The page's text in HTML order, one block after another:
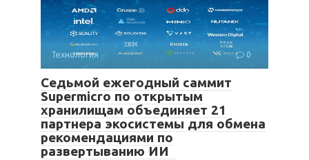
Технология 0
Седьмой ежегодный саммит
Supermicro по открытым
хранилищам объединяет 21
партнера экосистемы для обмена
рекомендациями по
развертыванию ИИ